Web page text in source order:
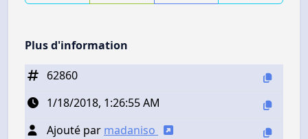
Plus d'information
62860
1/18/2018, 1:26:55 AM
Ajouté par madaniso